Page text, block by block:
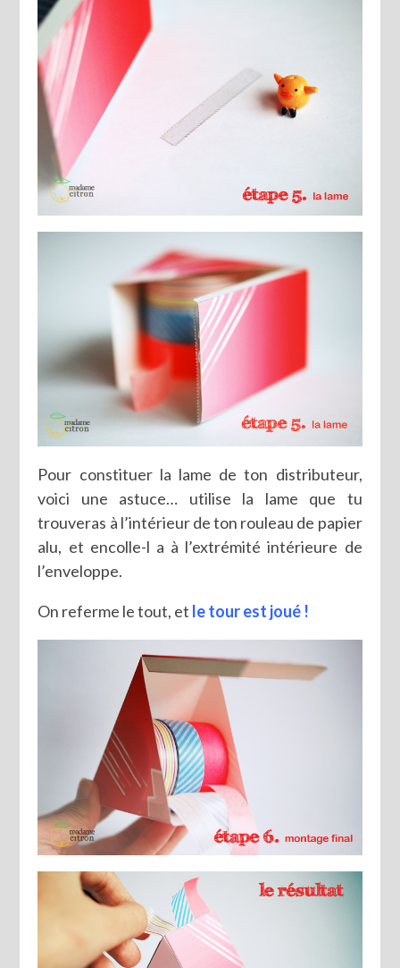
Pour constituer la lame de ton distributeur,
voici une astuce… utilise la lame que tu
trouveras à l’intérieur de ton rouleau de papier
alu, et encolle-l a à l’extrémité intérieure de
l’enveloppe.
On referme le tout, et le tour est joué !